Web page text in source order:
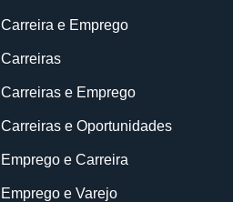
Carreira e Emprego
Carreiras
Carreiras e Emprego
Carreiras e Oportunidades
Emprego e Carreira
Emprego e Varejo